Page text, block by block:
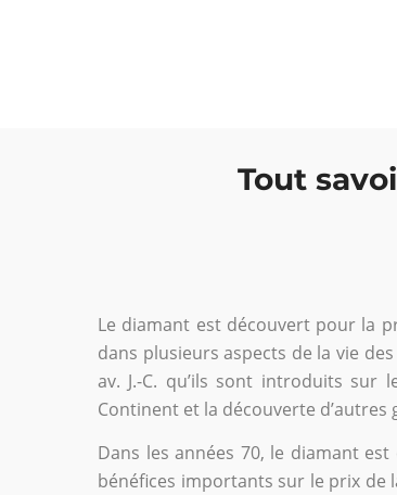
Tout
Le diamant est découvert pour la
dans plusieurs aspects de la vie
av. J.-C. qu’ils sont introduits
Continent et la découverte d’autres
Dans les années 70, le diamant
bénéfices importants sur le prix de